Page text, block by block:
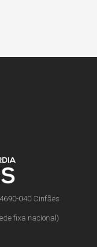
040 Cinfães
fixa nacional)